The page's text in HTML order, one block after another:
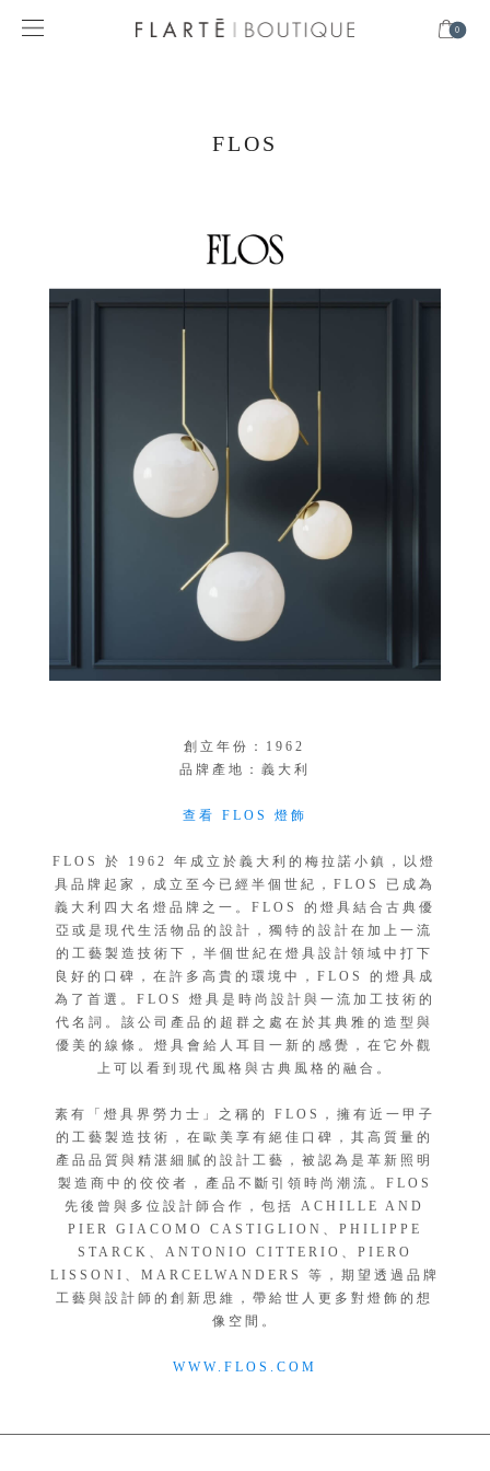
0
FLOS
創立年份：1962
品牌產地：義大利
查看 FLOS 燈飾
FLOS 於 1962 年成立於義大利的梅拉諾小鎮，以燈
具品牌起家，成立至今已經半個世紀，FLOS 已成為
義大利四大名燈品牌之一。FLOS 的燈具結合古典優
亞或是現代生活物品的設計，獨特的設計在加上一流
的工藝製造技術下，半個世紀在燈具設計領域中打下
良好的口碑，在許多高貴的環境中，FLOS 的燈具成
為了首選。FLOS 燈具是時尚設計與一流加工技術的
代名詞。該公司產品的超群之處在於其典雅的造型與
優美的線條。燈具會給人耳目一新的感覺，在它外觀
上可以看到現代風格與古典風格的融合。
素有「燈具界勞力士」之稱的 FLOS，擁有近一甲子
的工藝製造技術，在歐美享有絕佳口碑，其高質量的
產品品質與精湛細膩的設計工藝，被認為是革新照明
製造商中的佼佼者，產品不斷引領時尚潮流。FLOS
先後曾與多位設計師合作，包括 ACHILLE AND
PIER GIACOMO CASTIGLION、PHILIPPE
STARCK、ANTONIO CITTERIO、PIERO
LISSONI、MARCELWANDERS 等，期望透過品牌
工藝與設計師的創新思維，帶給世人更多對燈飾的想
像空間。
WWW.FLOS.COM